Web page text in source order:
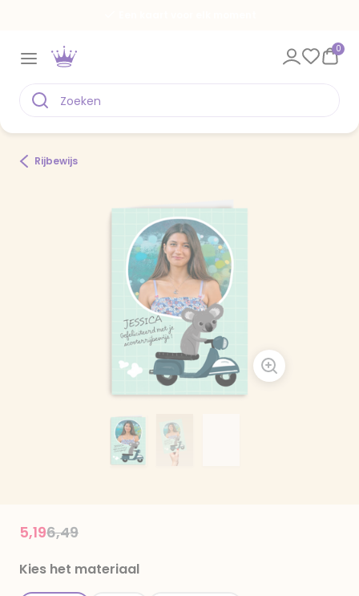
0
Rijbewijs
Price reduced from
6,49to
5,19
Kies het materiaal